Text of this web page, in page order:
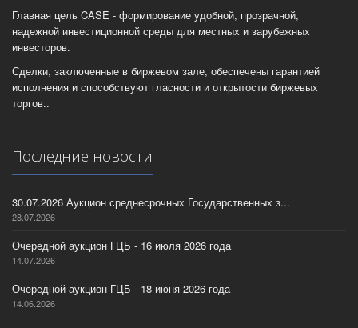
Главная цель CASE - формирование удобной, прозрачной,
надежной инвестиционной среды для местных и зарубежных
инвесторов.
Сделки, заключенные в биржевом зале, обеспечены гарантией
исполнения и способствуют гласности и открытости биржевых
торгов..
Последние новости
30.07.2026 Аукцион среднесрочных Государственных з...
28.07.2026
Очередной аукцион ГЦБ - 16 июля 2026 года
14.07.2026
Очередной аукцион ГЦБ - 18 июня 2026 года
14.06.2026